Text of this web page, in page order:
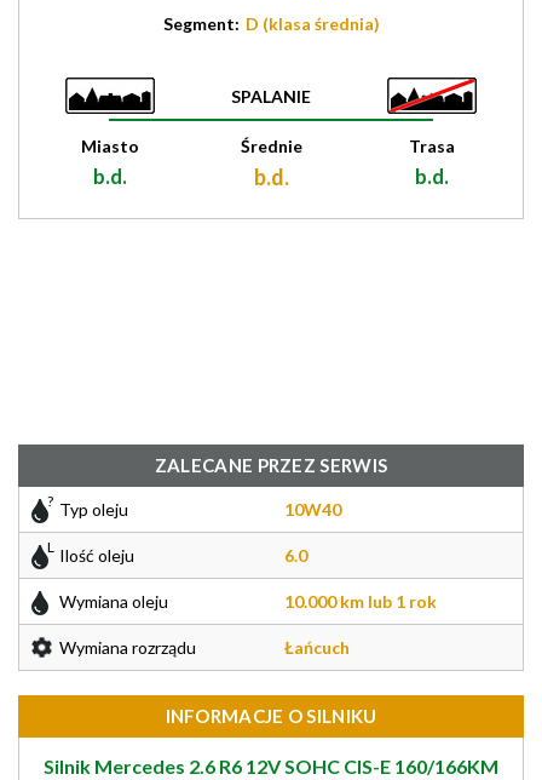
Segment: D (klasa średnia)
SPALANIE
Miasto
b.d.
Średnie
b.d.
Trasa
b.d.
ZALECANE PRZEZ SERWIS
Typ oleju 10W40
Ilość oleju 6.0
Wymiana oleju 10.000 km lub 1 rok
Wymiana rozrządu Łańcuch
INFORMACJE O SILNIKU
Silnik Mercedes 2.6 R6 12V SOHC CIS-E 160/166KM